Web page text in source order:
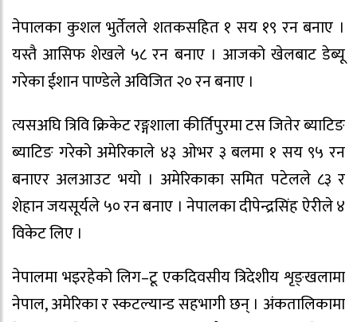
नेपालका कुशल भुर्तेलले शतकसहित १ सय १९ रन बनाए ।
यस्तै आसिफ शेखले ५८ रन बनाए । आजको खेलबाट डेब्यू
गरेका ईशान पाण्डेले अविजित २० रन बनाए ।
त्यसअघि त्रिवि क्रिकेट रङ्गशाला कीर्तिपुरमा टस जितेर ब्याटिङ
ब्याटिङ गरेको अमेरिकाले ४३ ओभर ३ बलमा १ सय ९५ रन
बनाएर अलआउट भयो । अमेरिकाका समित पटेलले ८३ र
शेहान जयसूर्यले ५० रन बनाए । नेपालका दीपेन्द्रसिंह ऐरीले ४
विकेट लिए ।
नेपालमा भइरहेको लिग–टू एकदिवसीय त्रिदेशीय शृङ्खलामा
नेपाल, अमेरिका र स्कटल्यान्ड सहभागी छन् । अंकतालिकामा